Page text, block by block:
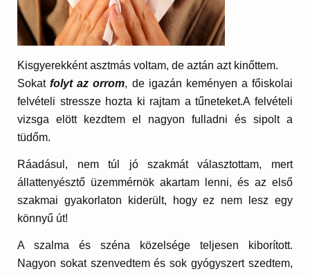
Kisgyerekként asztmás voltam, de aztán azt kinőttem.
Sokatfolyt az orrom, de igazán keményen a főiskolai
felvételi stressze hozta ki rajtam a tűneteket.A felvételi
vizsga elött kezdtem el nagyon fulladni és sipolt a
tüdőm.
Ráadásul, nem túl jó szakmát választottam, mert
állattenyésztő üzemmérnök akartam lenni, és az első
szakmai gyakorlaton kiderült, hogy ez nem lesz egy
könnyű út!
A szalma és széna közelsége teljesen kiborított.
Nagyon sokat szenvedtem és sok gyógyszert szedtem,